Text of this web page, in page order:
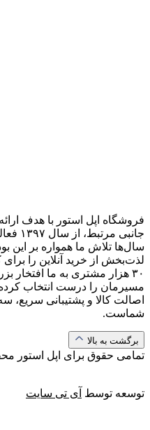
فروشگاه اپل استور با هدف
سال‌ها تلاش ما همواره بر این
لذت‌بخش از خرید آنلاین را برای
۳۰ هزار مشتری به ما
مسیرمان را درست انتخاب
اصالت کالا و پشتیبانی
شماست.
برگشت به بالا
تمامی حقوق برای اپل استور
توسعه توسط آی تی سایت